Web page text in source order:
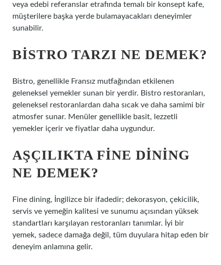
veya edebi referanslar etrafında temalı bir konsept kafe,
müşterilere başka yerde bulamayacakları deneyimler
sunabilir.
BISTRO TARZI NE DEMEK?
Bistro, genellikle Fransız mutfağından etkilenen
geleneksel yemekler sunan bir yerdir. Bistro restoranları,
geleneksel restoranlardan daha sıcak ve daha samimi bir
atmosfer sunar. Menüler genellikle basit, lezzetli
yemekler içerir ve fiyatlar daha uygundur.
AŞÇILIKTA FINE DINING
NE DEMEK?
Fine dining, İngilizce bir ifadedir; dekorasyon, çekicilik,
servis ve yemeğin kalitesi ve sunumu açısından yüksek
standartları karşılayan restoranları tanımlar. İyi bir
yemek, sadece damağa değil, tüm duyulara hitap eden bir
deneyim anlamına gelir.